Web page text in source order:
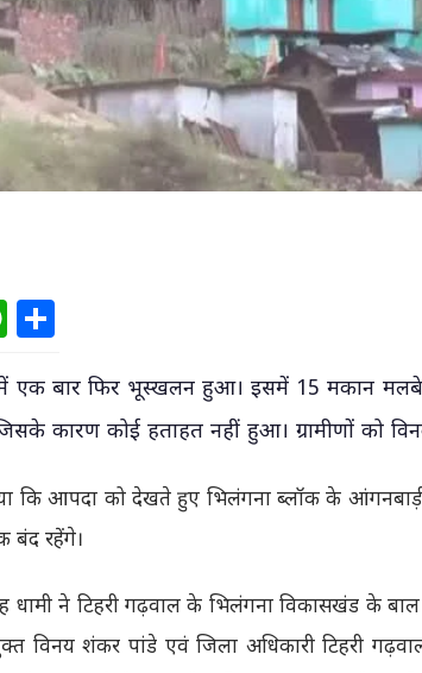
WhatsApp
में एक बार फिर भूस्खलन हुआ। इसमें 15 मकान मलबे
कारण कोई हताहत नहीं हुआ। ग्रामीणों को
कि आपदा को देखते हुए भिलंगना ब्लॉक के
बंद रहेंगे।
धामी ने टिहरी गढ़वाल के भिलंगना विकासखंड के
विनय शंकर पांडे एवं जिला अधिकारी टिहरी गढ़वाल